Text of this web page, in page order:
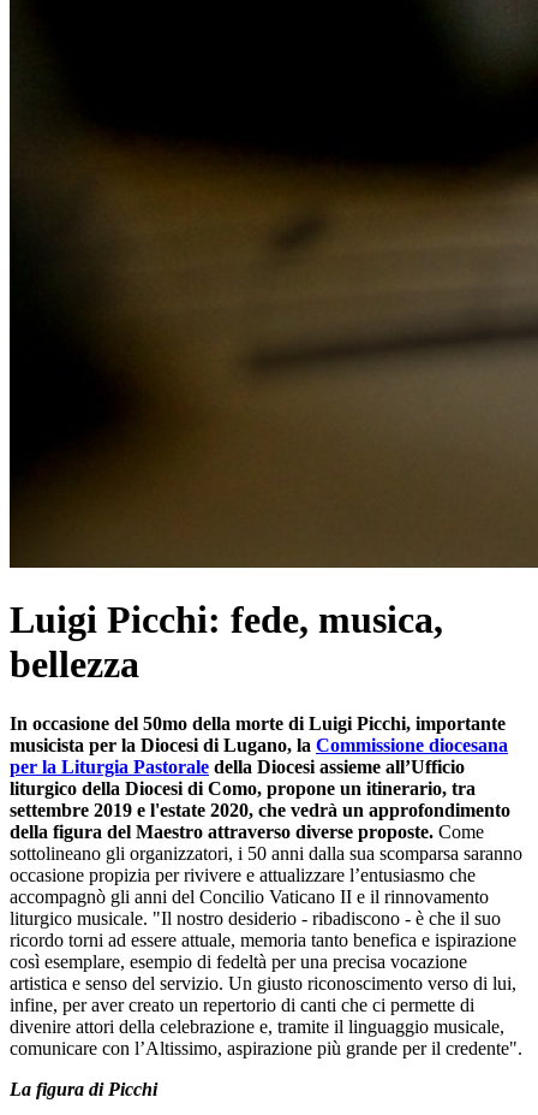
Luigi Picchi: fede, musica,
bellezza
In occasione del 50mo della morte di Luigi Picchi, importante
musicista per la Diocesi di Lugano, la Commissione diocesana
per la Liturgia Pastorale della Diocesi assieme all’Ufficio
liturgico della Diocesi di Como, propone un itinerario, tra
settembre 2019 e l'estate 2020, che vedrà un approfondimento
della figura del Maestro attraverso diverse proposte. Come
sottolineano gli organizzatori, i 50 anni dalla sua scomparsa saranno
occasione propizia per rivivere e attualizzare l’entusiasmo che
accompagnò gli anni del Concilio Vaticano II e il rinnovamento
liturgico musicale. "Il nostro desiderio - ribadiscono - è che il suo
ricordo torni ad essere attuale, memoria tanto benefica e ispirazione
così esemplare, esempio di fedeltà per una precisa vocazione
artistica e senso del servizio. Un giusto riconoscimento verso di lui,
infine, per aver creato un repertorio di canti che ci permette di
divenire attori della celebrazione e, tramite il linguaggio musicale,
comunicare con l’Altissimo, aspirazione più grande per il credente".
La figura di Picchi